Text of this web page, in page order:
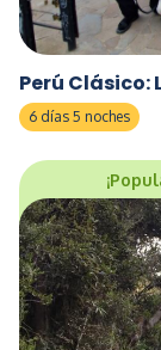
Perú Clásico:
6 días 5 noches